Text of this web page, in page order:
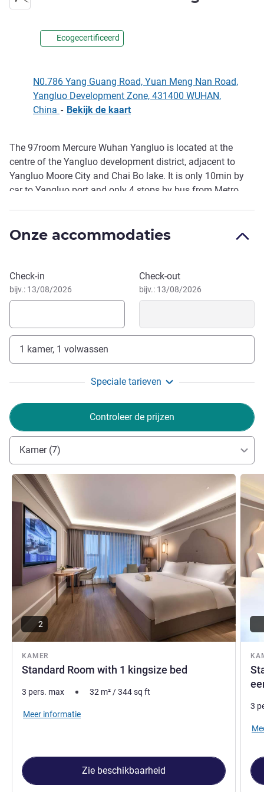
Ecogecertificeerd
N0.786 Yang Guang Road, Yuan Meng Nan Road,
Yangluo Development Zone, 431400 WUHAN,
China - Bekijk de kaart
Omschrijving
The 97room Mercure Wuhan Yangluo is located at the
centre of the Yangluo development district, adjacent to
Yangluo Moore City and Chai Bo lake. It is only 10min by
car to Yangluo port and only 4 stops by bus from Metro
rooms, gym and self service laundry to provide
Onze accommodaties
Boek dit hotel
Check-in
bijv.: 13/08/2026
Check-out
bijv.: 13/08/2026
1 kamer, 1 volwassen
Speciale tarieven
Controleer de prijzen
Kamer (7)
KAMER
Standard Room with 1 kingsize bed
Meer informatie
2
3 pers. max 32 m²/344sq ft
Meer informatie
Zie beschikbaarheid
Meer
3